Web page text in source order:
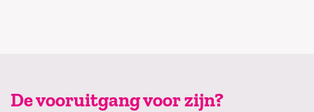
De vooruitgang voor zijn?